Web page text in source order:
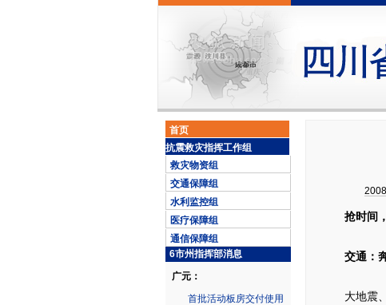
首页
抗震救灾指挥工作组
救灾物资组
交通保障组
水利监控组
医疗保障组
通信保障组
6市州指挥部消息
广元：
首批活动板房交付使用
抢时间
交通：奔
大地震、